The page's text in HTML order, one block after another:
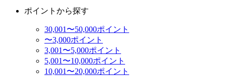
ポイントから探す
30,001〜50,000ポイント
〜3,000ポイント
3,001〜5,000ポイント
5,001〜10,000ポイント
10,001〜20,000ポイント